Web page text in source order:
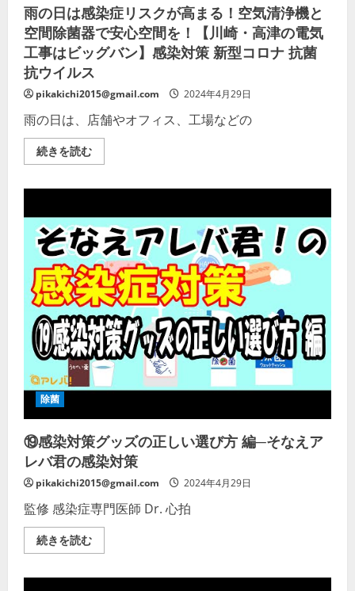
【新
型
コ
ロ
ナ
ウ
イ
ル
ス
対
策】
面
活
性
の
を
ご
覧
く
だ
さ
い
雨の日は感染症リスクが高まる！空気清浄機と
空間除菌器で安心空間を！【川崎・高津の電気
工事はビッグバン】感染対策 新型コロナ 抗菌
抗ウイルス
pikakichi2015@gmail.com 2024年4月29日
雨の日は、店舗やオフィス、工場などの
続きを読む雨
の
症
リ
ス
ク
が
高
ま
る！
空
気
清
浄
機
と
空
間
除
器
安
心
空
間
を！
【川
崎・
高
津
の
電
事
除菌
⑲感染対策グッズの正しい選び方 編─そなえア
レバ君の感染対策
pikakichi2015@gmail.com 2024年4月29日
監修 感染症専門医師 Dr. 心拍
続きを読む⑲
感